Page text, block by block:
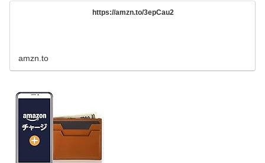
https://amzn.to/3epCau2
amzn.to